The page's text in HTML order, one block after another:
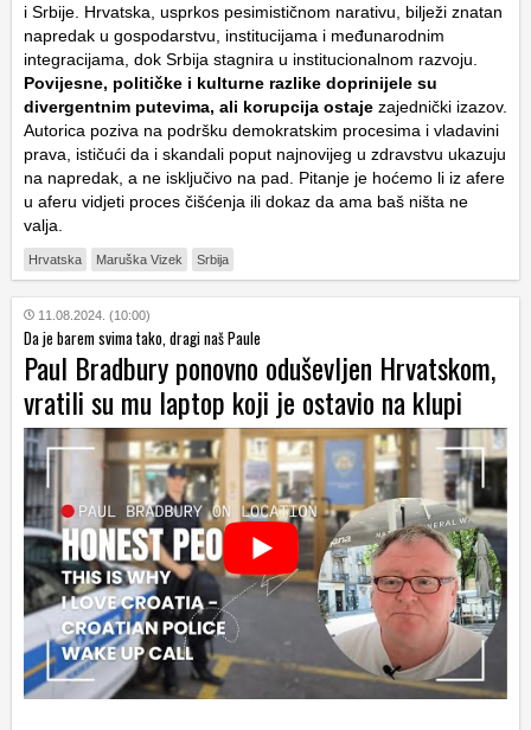
i Srbije. Hrvatska, usprkos pesimističnom narativu, bilježi znatan
napredak u gospodarstvu, institucijama i međunarodnim
integracijama, dok Srbija stagnira u institucionalnom razvoju.
Povijesne, političke i kulturne razlike doprinijele su
divergentnim putevima, ali korupcija ostaje zajednički izazov.
Autorica poziva na podršku demokratskim procesima i vladavini
prava, ističući da i skandali poput najnovijeg u zdravstvu ukazuju
na napredak, a ne isključivo na pad. Pitanje je hoćemo li iz afere
u aferu vidjeti proces čišćenja ili dokaz da ama baš ništa ne
valja.
Hrvatska Maruška Vizek Srbija
11.08.2024. (10:00)
Da je barem svima tako, dragi naš Paule
Paul Bradbury ponovno oduševljen Hrvatskom,
vratili su mu laptop koji je ostavio na klupi